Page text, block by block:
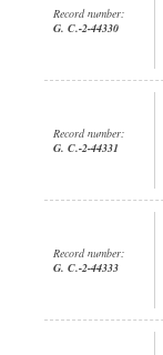
Record number:
G. C.-2-44330
Record number:
G. C.-2-44331
Record number:
G. C.-2-44333